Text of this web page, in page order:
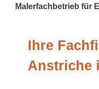
Malerfachbetrieb für
Ihre
Anstriche